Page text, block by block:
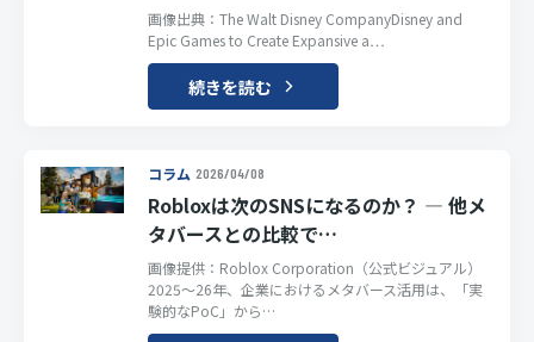
画像出典：The Walt Disney CompanyDisney and
Epic Games to Create Expansive a…
続きを読む
コラム 2026/04/08
Robloxは次のSNSになるのか？ ― 他メ
タバースとの比較で…
画像提供：Roblox Corporation（公式ビジュアル）
2025〜26年、企業におけるメタバース活用は、「実
験的なPoC」から…